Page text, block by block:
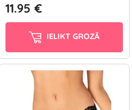
11.95 €
IELIKT GROZĀ